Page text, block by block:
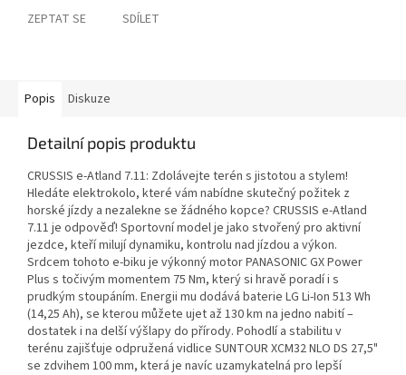
ZEPTAT SE SDÍLET
Popis Diskuze
Detailní popis produktu
CRUSSIS e-Atland 7.11: Zdolávejte terén s jistotou a stylem!
Hledáte elektrokolo, které vám nabídne skutečný požitek z
horské jízdy a nezalekne se žádného kopce? CRUSSIS e-Atland
7.11 je odpověď! Sportovní model je jako stvořený pro aktivní
jezdce, kteří milují dynamiku, kontrolu nad jízdou a výkon.
Srdcem tohoto e-biku je výkonný motor PANASONIC GX Power
Plus s točivým momentem 75 Nm, který si hravě poradí i s
prudkým stoupáním. Energii mu dodává baterie LG Li-Ion 513 Wh
(14,25 Ah), se kterou můžete ujet až 130 km na jedno nabití –
dostatek i na delší výšlapy do přírody. Pohodlí a stabilitu v
terénu zajišťuje odpružená vidlice SUNTOUR XCM32 NLO DS 27,5"
se zdvihem 100 mm, která je navíc uzamykatelná pro lepší